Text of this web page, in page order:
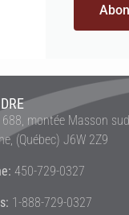
688, montée Masson
(Québec) J6W 2Z9
450-729-0327
1-888-729-0327